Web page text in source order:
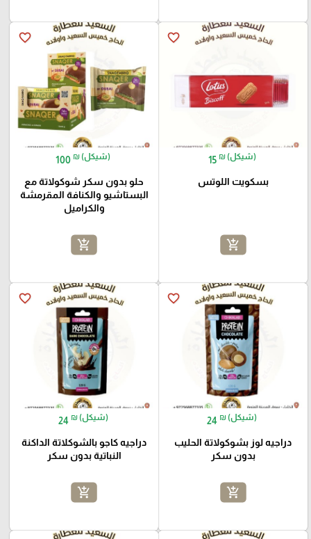
favorite_border
15 ₪ (شيكل)
بسكويت اللوتس
add_shopping_cart
favorite_border
100 ₪ (شيكل)
حلو بدون سكر شوكولاتة مع
البستاشيو والكنافة المقرمشة
والكراميل
add_shopping_cart
favorite_border
24 ₪ (شيكل)
دراجيه لوز بشوكولاتة الحليب
بدون سكر
add_shopping_cart
favorite_border
24 ₪ (شيكل)
دراجيه كاجو بالشوكلاتة الداكنة
النباتية بدون سكر
add_shopping_cart